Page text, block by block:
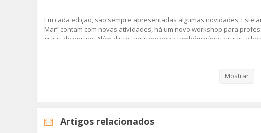
Em cada edição, são sempre apresentadas algumas novidades. Este
Mar” contam com novas atividades, há um novo workshop para
graus de ensino. Além disso, aqui encontra também várias visitas a
A execução deste programa ambiental conta com vários parceiros,
Programa de Educação Ambiental 2025/2026
Mostrar
Artigos relacionados